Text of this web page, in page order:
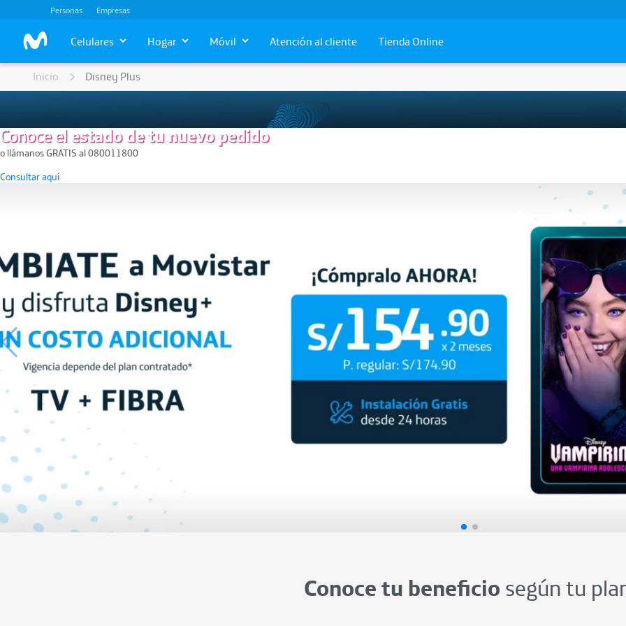
Personas Empresas
Celulares Hogar Móvil Atención al cliente Tienda Online
Inicio Disney Plus
o llámanos GRATIS al 080011800
Consultar aquí
Conoce tu beneficio según tu